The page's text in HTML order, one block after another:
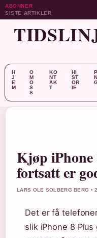
ABONNER
SISTE ARTIKLER
H
J
E
M
O
M
O
S
S
KO
NT
AK
T
HI
ST
OR
IE
Kjøp iPhone
fortsatt er
LARS OLE SOLBERG BERG •
Det er få
slik iPhone 8